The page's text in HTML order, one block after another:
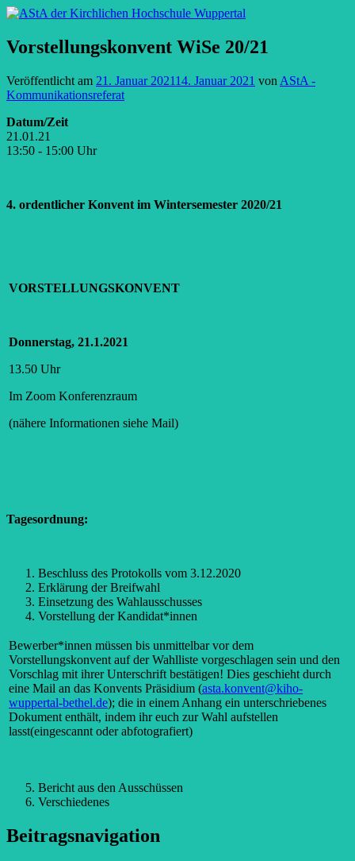
Vorstellungskonvent WiSe 20/21
Veröffentlicht am 21. Januar 202114. Januar 2021 von AStA -
Kommunikationsreferat
Datum/Zeit
21.01.21
13:50 - 15:00 Uhr
4. ordentlicher Konvent im Wintersemester 2020/21
VORSTELLUNGSKONVENT
Donnerstag, 21.1.2021
13.50 Uhr
Im Zoom Konferenzraum
(nähere Informationen siehe Mail)
Tagesordnung:
Beschluss des Protokolls vom 3.12.2020
Erklärung der Breifwahl
Einsetzung des Wahlausschusses
Vorstellung der Kandidat*innen
Bewerber*innen müssen bis unmittelbar vor dem
Vorstellungskonvent auf der Wahlliste vorgeschlagen sein und den
Vorschlag mit ihrer Unterschrift bestätigen! Dies geschieht durch
eine Mail an das Konvents Präsidium (asta.konvent@kiho-
wuppertal-bethel.de); die in einem Anhang ein unterschriebenes
Dokument enthält, indem ihr euch zur Wahl aufstellen
lasst(eingescannt oder abfotografiert)
Bericht aus den Ausschüssen
Verschiedenes
Beitragsnavigation